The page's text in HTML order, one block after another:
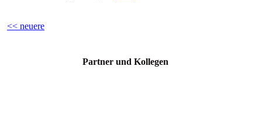
<< neuere
Partner und Kollegen